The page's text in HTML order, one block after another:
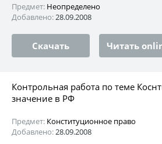
Предмет: Неопределено
Добавлено:28.09.2008
Скачать Читать
Контрольная работа по теме
значение в РФ
Предмет: Конституционное право
Добавлено:28.09.2008